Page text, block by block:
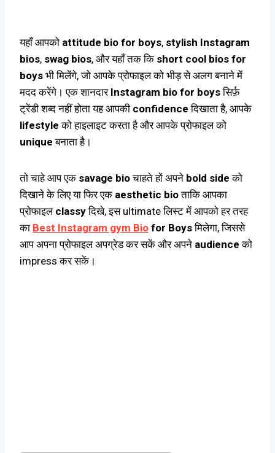
यहाँ आपको attitude bio for boys, stylish Instagram
bios, swag bios, और यहाँ तक कि short cool bios for
boys भी मिलेंगे, जो आपके प्रोफाइल को भीड़ से अलग बनाने में
मदद करेंगे। एक शानदार Instagram bio for boysसिर्फ़
ट्रेंडी शब्द नहीं होता यह आपकी confidence दिखाता है, आपके
lifestyle को हाइलाइट करता है और आपके प्रोफाइल को
unique बनाता है।
तो चाहे आप एक savage bioचाहते हों अपने bold side को
दिखाने के लिए या फिर एक aesthetic bioताकि आपका
प्रोफाइल classyदिखे, इस ultimate लिस्ट में आपको हर तरह
का Best Instagram gym Bio for Boysमिलेगा, जिससे
आप अपना प्रोफाइल अपग्रेड कर सकें और अपने audience को
impress कर सकें।